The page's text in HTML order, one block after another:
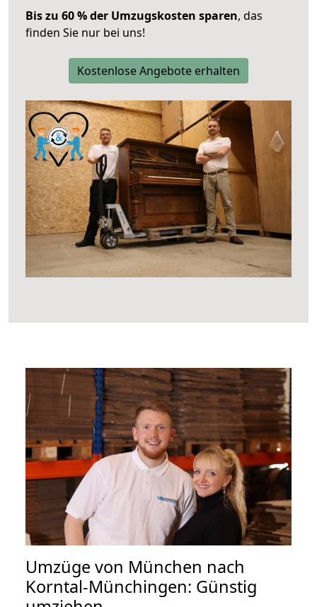
Bis zu 60 % der Umzugskosten sparen, das
finden Sie nur bei uns!
Kostenlose Angebote erhalten
Umzüge von München nach
Korntal-Münchingen: Günstig